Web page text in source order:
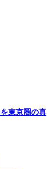
東京圏の真